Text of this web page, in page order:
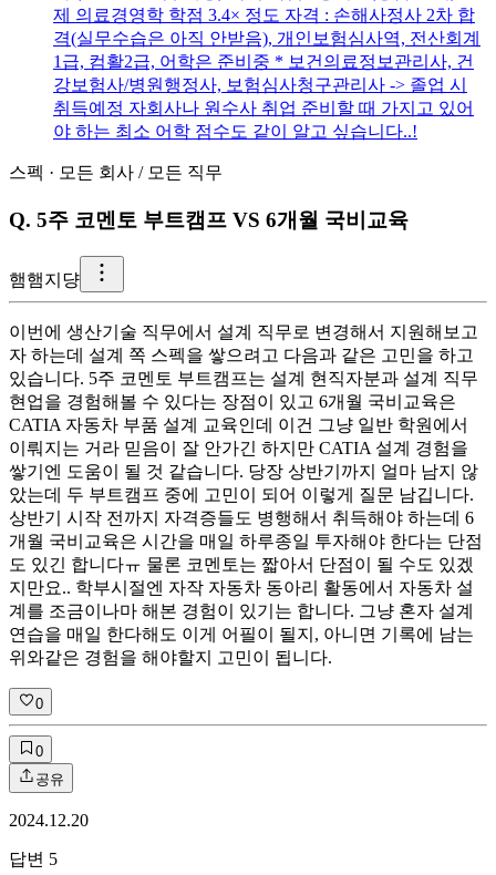
제 의료경영학 학점 3.4× 정도 자격 : 손해사정사 2차 합
격(실무수습은 아직 안받음), 개인보험심사역, 전산회계
1급, 컴활2급, 어학은 준비중 * 보건의료정보관리사, 건
강보험사/병원행정사, 보험심사청구관리사 -> 졸업 시
취득예정 자회사나 원수사 취업 준비할 때 가지고 있어
야 하는 최소 어학 점수도 같이 알고 싶습니다..!
스펙 · 모든 회사 / 모든 직무
Q. 5주 코멘토 부트캠프 VS 6개월 국비교육
햄햄지댱
이번에 생산기술 직무에서 설계 직무로 변경해서 지원해보고
자 하는데 설계 쪽 스펙을 쌓으려고 다음과 같은 고민을 하고
있습니다. 5주 코멘토 부트캠프는 설계 현직자분과 설계 직무
현업을 경험해볼 수 있다는 장점이 있고 6개월 국비교육은
CATIA 자동차 부품 설계 교육인데 이건 그냥 일반 학원에서
이뤄지는 거라 믿음이 잘 안가긴 하지만 CATIA 설계 경험을
쌓기엔 도움이 될 것 같습니다. 당장 상반기까지 얼마 남지 않
았는데 두 부트캠프 중에 고민이 되어 이렇게 질문 남깁니다.
상반기 시작 전까지 자격증들도 병행해서 취득해야 하는데 6
개월 국비교육은 시간을 매일 하루종일 투자해야 한다는 단점
도 있긴 합니다ㅠ 물론 코멘토는 짧아서 단점이 될 수도 있겠
지만요.. 학부시절엔 자작 자동차 동아리 활동에서 자동차 설
계를 조금이나마 해본 경험이 있기는 합니다. 그냥 혼자 설계
연습을 매일 한다해도 이게 어필이 될지, 아니면 기록에 남는
위와같은 경험을 해야할지 고민이 됩니다.
0
0
공유
2024.12.20
답변 5